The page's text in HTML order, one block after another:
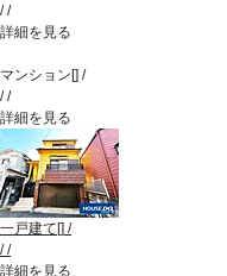
//
詳細を見る
マンション [] /
//
詳細を見る
一戸建て [] /
//
詳細を見る